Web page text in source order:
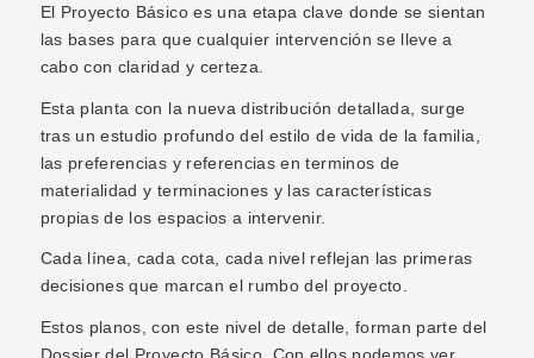
El Proyecto Básico es una etapa clave donde se sientan
las bases para que cualquier intervención se lleve a
cabo con claridad y certeza.
Esta planta con la nueva distribución detallada, surge
tras un estudio profundo del estilo de vida de la familia,
las preferencias y referencias en terminos de
materialidad y terminaciones y las características
propias de los espacios a intervenir.
Cada línea, cada cota, cada nivel reflejan las primeras
decisiones que marcan el rumbo del proyecto.
Estos planos, con este nivel de detalle, forman parte del